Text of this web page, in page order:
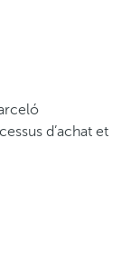
d’achat et